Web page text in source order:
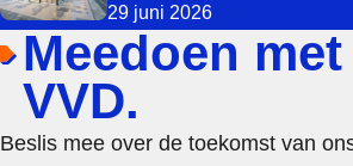
29 juni 2026
Meedoen
VVD.
Beslis mee over de toekomst van